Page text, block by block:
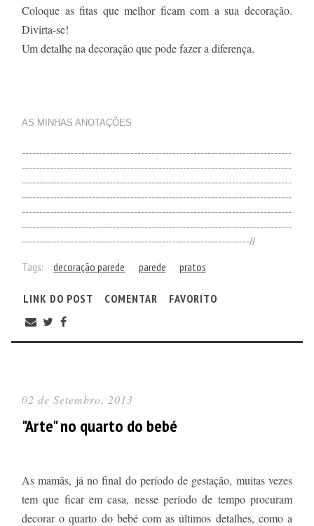
Coloque as fitas que melhor ficam com a sua decoração.
Divirta-se!
Um detalhe na decoração que pode fazer a diferença.
AS MINHAS ANOTAÇÕES
-----------------------------------------------------------------------------
-----------------------------------------------------------------------------
-----------------------------------------------------------------------------
-----------------------------------------------------------------------------
-----------------------------------------------------------------------------
-----------------------------------------------------------------------------
-----------------------------------------------------------------//
Tags: decoração parede parede pratos
LINK DO POST COMENTAR FAVORITO
02 de Setembro, 2013
"Arte" no quarto do bebé
As mamãs, já no final do período de gestação, muitas vezes
tem que ficar em casa, nesse período de tempo procuram
decorar o quarto do bebé com as últimos detalhes, como a